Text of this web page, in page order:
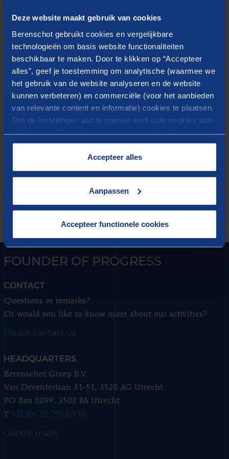
Deze website maakt gebruik van cookies
Berenschot gebruikt cookies en vergelijkbare
technologieën om basis website functionaliteiten
beschikbaar te maken. Door te klikken op “Accepteer
alles”, geef je toestemming om analytische (waarmee we
het gebruik van de website analyseren en de website
kunnen verbeteren) en commerciële (voor het aanbieden
van relevante content en informatie) cookies te plaatsen.
Om de instellingen aan te passen kunt u de cookies aan-
cookies op onze website treft u in onze
Accepteer alles
Aanpassen
Accepteer functionele cookies
incididunt ut labore et dolore magna aliqua. Ut enim
ad minim veniam, quis nostrud exercitation ullamco
laboris nisi ut aliquip ex ea commodo consequat.
Duis aute irure dolor in reprehenderit in voluptate
velit esse cillum dolore eu fugiat nulla pariatur.
Excepteur sint occaecat cupidatat non proident, sunt
in culpa qui officia deserunt mollit anim id est
laborum.
FOUNDER OF PROGRESS
CONTACT
Questions or remarks?
Or would you like to know more about our activities?
Please contact us
HEADQUARTERS
Berenschot Groep B.V.
Van Deventerlaan 31-51, 3528 AG Utrecht
PO Box 8039, 3503 RA Utrecht
T +31 (0) 30 291 69 16
Google maps